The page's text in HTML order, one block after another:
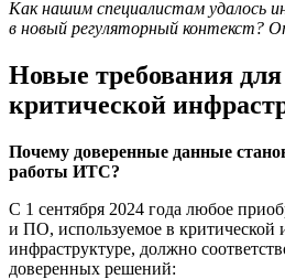
Как нашим специалистам удалось
в новый регуляторный контекст?
Новые требования
критической
Почему доверенные данные
работы ИТС?
С 1 сентября 2024 года любое
и ПО, используемое в
инфраструктуре, должно
доверенных решений: